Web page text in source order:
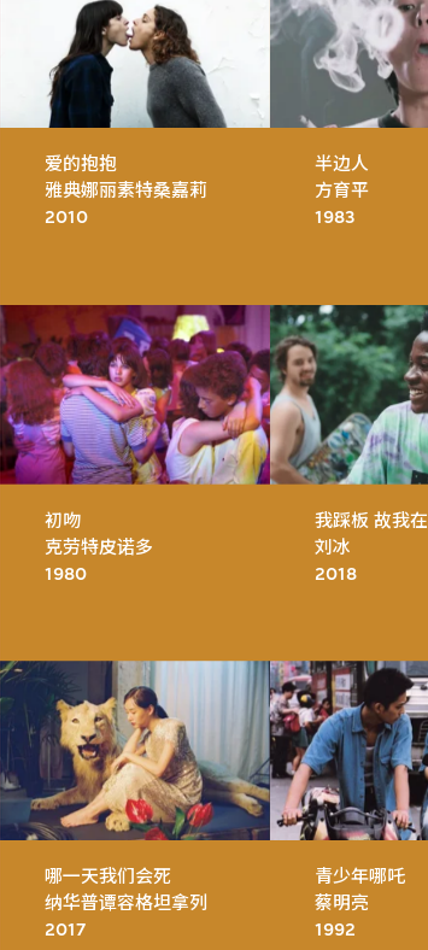
爱的抱抱
雅典娜丽素特桑嘉莉
2010
半边人
方育平
1983
初吻
克劳特皮诺多
1980
我踩板 故我在
刘冰
2018
哪一天我们会死
纳华普谭容格坦拿列
2017
青少年哪吒
蔡明亮
1992